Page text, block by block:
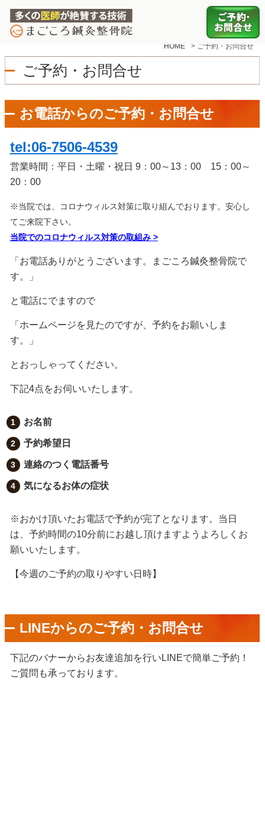
HOME > ご予約・お問合せ
ご予約・お問合せ
お電話からのご予約・お問合せ
tel:06-7506-4539
営業時間：平日・土曜・祝日 9：00～13：00 15：00～
20：00
※当院では、コロナウィルス対策に取り組んでおります。安心し
てご来院下さい。
当院でのコロナウィルス対策の取組み>
「お電話ありがとうございます。まごころ鍼灸整骨院で
す。」
と電話にでますので
「ホームページを見たのですが、予約をお願いしま
す。」
とおっしゃってください。
下記4点をお伺いいたします。
お名前
予約希望日
連絡のつく電話番号
気になるお体の症状
※おかけ頂いたお電話で予約が完了となります。当日
は、予約時間の10分前にお越し頂けますようよろしくお
願いいたします。
【今週のご予約の取りやすい日時】
LINEからのご予約・お問合せ
下記のバナーからお友達追加を行いLINEで簡単ご予約！
ご質問も承っております。